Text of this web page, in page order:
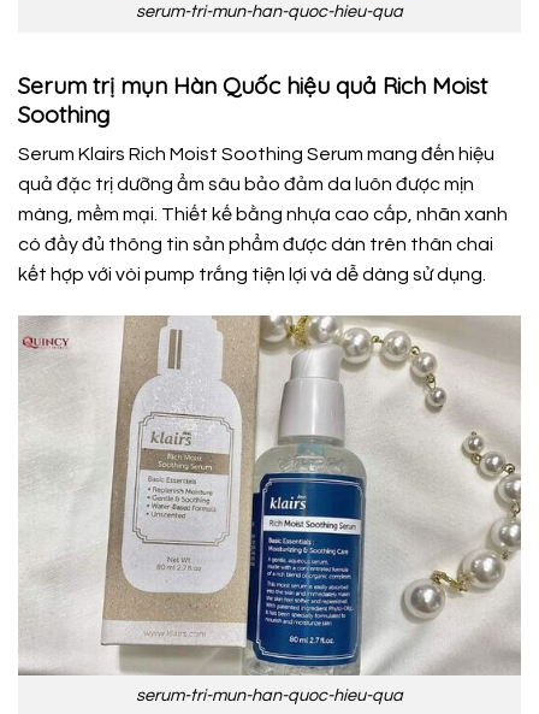
serum-tri-mun-han-quoc-hieu-qua
Serum trị mụn Hàn Quốc hiệu quả Rich Moist
Soothing
Serum Klairs Rich Moist Soothing Serum mang đến hiệu
quả đặc trị dưỡng ẩm sâu bảo đảm da luôn được mịn
màng, mềm mại. Thiết kế bằng nhựa cao cấp, nhãn xanh
có đầy đủ thông tin sản phẩm được dán trên thân chai
kết hợp với vòi pump trắng tiện lợi và dễ dàng sử dụng.
serum-tri-mun-han-quoc-hieu-qua